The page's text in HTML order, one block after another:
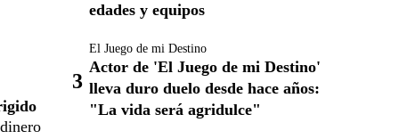
edades y equipos
El Juego de mi Destino
Actor de 'El Juego de mi Destino'
lleva duro duelo desde hace años:
"La vida será agridulce"